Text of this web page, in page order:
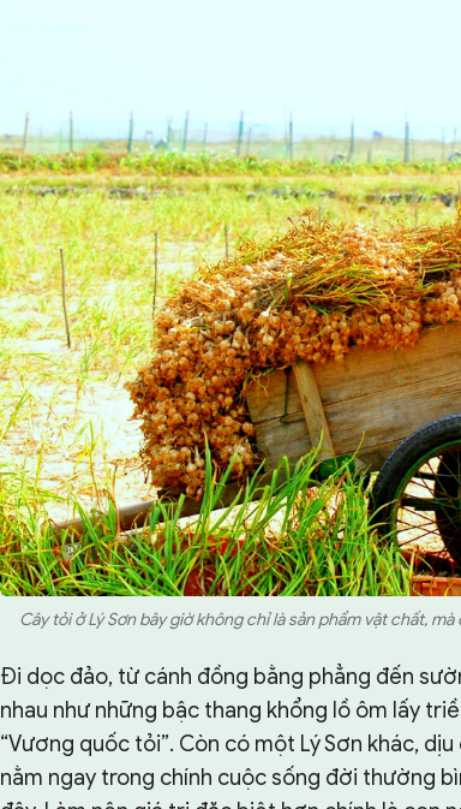
Cây tỏi ở Lý Sơn bây giờ không chỉ là sản phẩm vật chất,
Đi dọc đảo, từ cánh đồng bằng phẳng đến
nhau như những bậc thang khổng lồ ôm lấy
“Vương quốc tỏi”. Còn có một Lý Sơn khác,
nằm ngay trong chính cuộc sống đời thường